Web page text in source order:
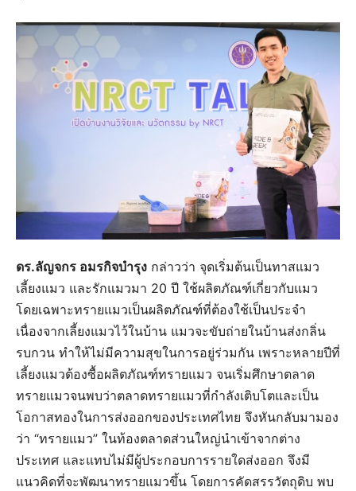
ดร.ลัญจกร อมรกิจบำรุง กล่าวว่า จุดเริ่มต้นเป็นทาสแมว
เลี้ยงแมว และรักแมวมา 20 ปี ใช้ผลิตภัณฑ์เกี่ยวกับแมว
โดยเฉพาะทรายแมวเป็นผลิตภัณฑ์ที่ต้องใช้เป็นประจำ
เนื่องจากเลี้ยงแมวไว้ในบ้าน แมวจะขับถ่ายในบ้านส่งกลิ่น
รบกวน ทำให้ไม่มีความสุขในการอยู่ร่วมกัน เพราะหลายปีที่
เลี้ยงแมวต้องซื้อผลิตภัณฑ์ทรายแมว จนเริ่มศึกษาตลาด
ทรายแมวจนพบว่าตลาดทรายแมวที่กำลังเติบโตและเป็น
โอกาสทองในการส่งออกของประเทศไทย จึงหันกลับมามอง
ว่า “ทรายแมว” ในท้องตลาดส่วนใหญ่นำเข้าจากต่าง
ประเทศ และแทบไม่มีผู้ประกอบการรายใดส่งออก จึงมี
แนวคิดที่จะพัฒนาทรายแมวขึ้น โดยการคัดสรรวัตถุดิบ พบ